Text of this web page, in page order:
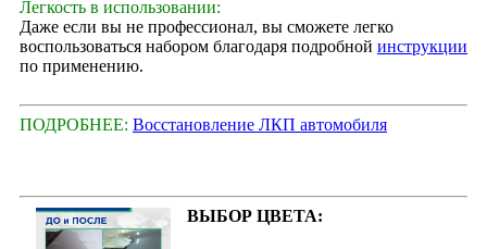
Легкость в использовании:
Даже если вы не профессионал, вы сможете легко
воспользоваться набором благодаря подробной инструкции
по применению.
ПОДРОБНЕЕ: Восстановление ЛКП автомобиля
ВЫБОР ЦВЕТА: